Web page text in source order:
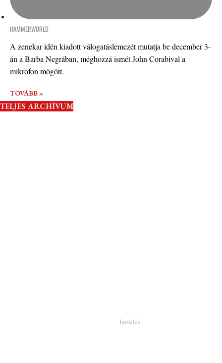
HAMMERWORLD
A zenekar idén kiadott válogatáslemezét mutatja be december 3-
án a Barba Negrában, méghozzá ismét John Corabival a
mikrofon mögött.
TOVÁBB »
TELJES ARCHÍVUM